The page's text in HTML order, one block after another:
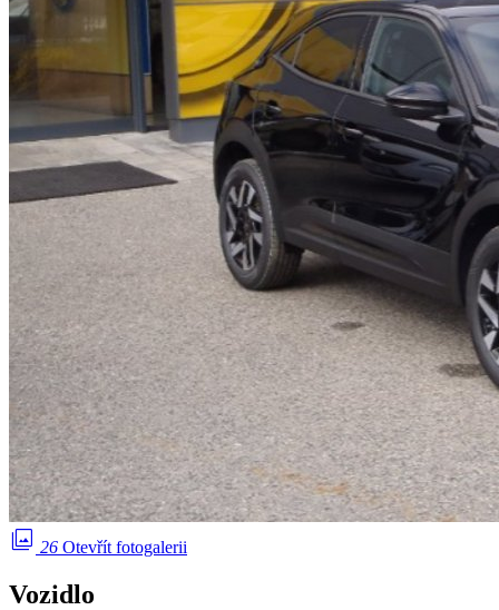
photo_library 26 Otevřít fotogalerii
Vozidlo